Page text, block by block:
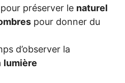
préserver le naturel
pour donner du
d’observer la
lumière